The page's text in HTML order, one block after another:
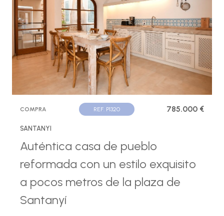
COMPRA REF. P1320 785.000 €
SANTANYI
Auténtica casa de pueblo
reformada con un estilo exquisito
a pocos metros de la plaza de
Santanyí